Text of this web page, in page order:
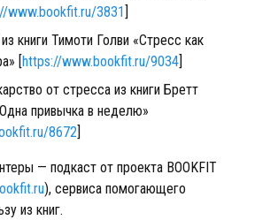
www.bookfit.ru/3831]
книги Тимоти Голви «Стресс как
[https://www.bookfit.ru/9034]
от стресса из книги Бретт
привычка в неделю»
8672]
— подкаст от проекта BOOKFIT
), сервиса помогающего
из книг.